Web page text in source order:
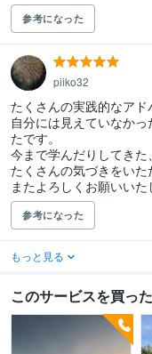
参考になった
piiko32
たくさんの実践的なアド
自分には見えていなか
たです。
今まで学んだりしてきた
たくさんの気づきをいた
またよろしくお願いいた
参考になった
もっと見る
このサービスを買っ